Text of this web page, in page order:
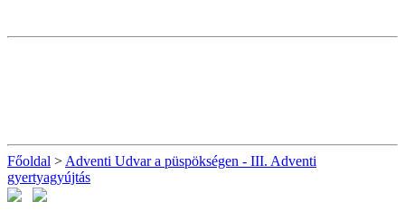
Főoldal > Adventi Udvar a püspökségen - III. Adventi
gyertyagyújtás